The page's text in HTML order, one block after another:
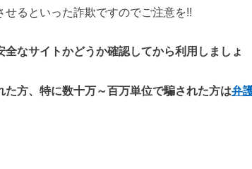
るといった詐欺ですのでご注意を!!
なサイトかどうか確認してから利用しましょ
た方、特に数十万～百万単位で騙された方は弁